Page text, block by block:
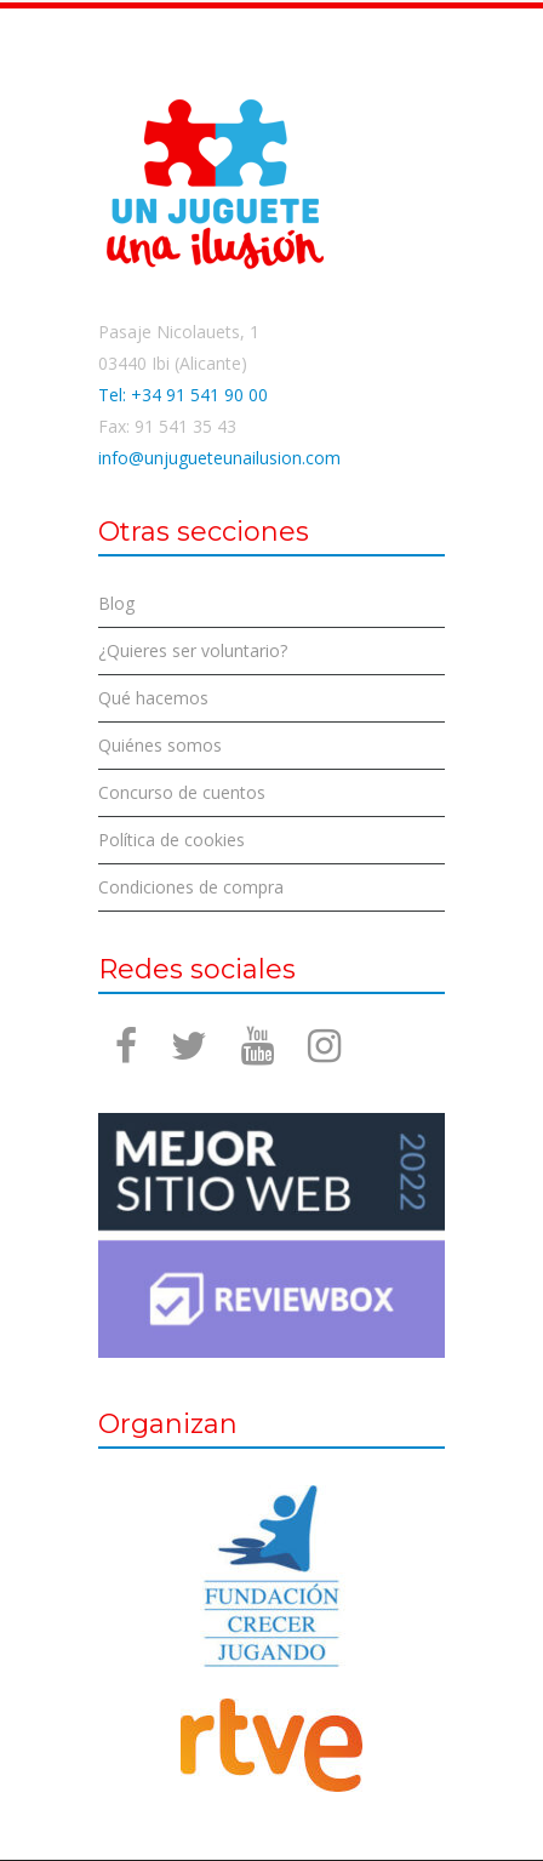
Pasaje Nicolauets, 1
03440 Ibi (Alicante)
Tel: +34 91 541 90 00
Fax: 91 541 35 43
info@unjugueteunailusion.com
Otras secciones
Blog
¿Quieres ser voluntario?
Qué hacemos
Quiénes somos
Concurso de cuentos
Política de cookies
Condiciones de compra
Redes sociales
Organizan